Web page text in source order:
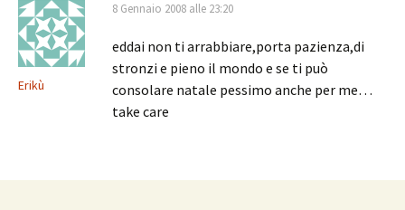
Erikù
8 Gennaio 2008 alle 23:20
eddai non ti arrabbiare,porta pazienza,di
stronzi e pieno il mondo e se ti può
consolare natale pessimo anche per me…
take care